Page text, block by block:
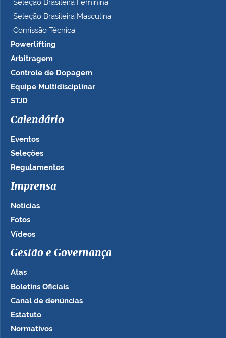
Seleção Brasileira Feminina
Seleção Brasileira Masculina
Comissão Técnica
Powerlifting
Arbitragem
Controle de Dopagem
Equipe Multidisciplinar
STJD
Calendário
Eventos
Seleções
Regulamentos
Imprensa
Notícias
Fotos
Vídeos
Gestão e Governança
Atas
Boletins Oficiais
Canal de denúncias
Estatuto
Normativos